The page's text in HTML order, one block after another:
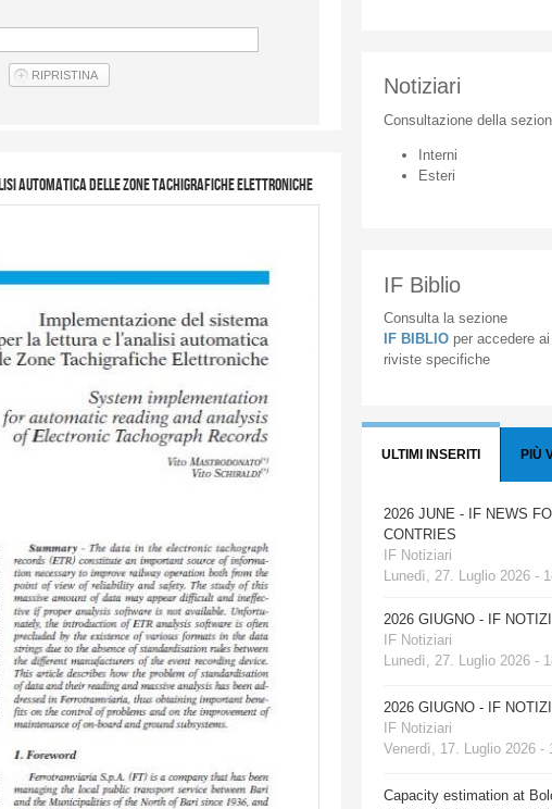
automatica delle Zone Tachigrafiche Elettroniche
Notiziari
Consultazione della
Interni
Esteri
IF Biblio
Consulta la sezione
IF BIBLIO per accedere
riviste specifiche
ULTIMI INSERITI PIÙ
2026 JUNE - IF NEWS
CONTRIES
IF Notiziari
Lunedì, 27. Luglio 2026 -
2026 GIUGNO - IF
IF Notiziari
Lunedì, 27. Luglio 2026 -
2026 GIUGNO - IF
IF Notiziari
Venerdì, 17. Luglio 2026 -
Capacity estimation at